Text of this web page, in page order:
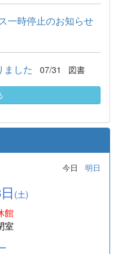
一時停止のお知らせ
ました 07/31 図書
今日 明日
(土)
館
室